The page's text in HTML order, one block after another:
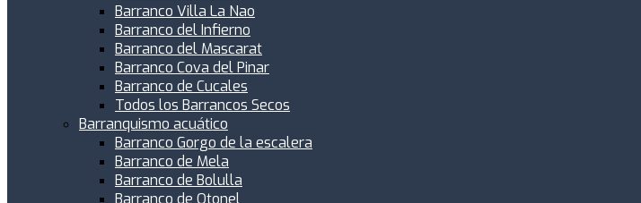
Barranco Villa La Nao
Barranco del Infierno
Barranco del Mascarat
Barranco Cova del Pinar
Barranco de Cucales
Todos los Barrancos Secos
Barranquismo acuático
Barranco Gorgo de la escalera
Barranco de Mela
Barranco de Bolulla
Barranco de Otonel